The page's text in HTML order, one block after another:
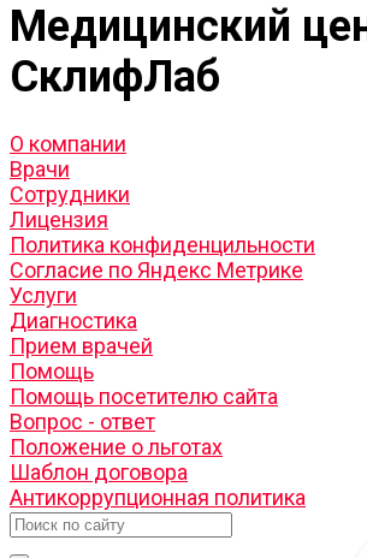
Медицинский
СклифЛаб
О компании
Врачи
Сотрудники
Лицензия
Политика конфиденцильности
Согласие по Яндекс Метрике
Услуги
Диагностика
Прием врачей
Помощь
Помощь посетителю сайта
Вопрос - ответ
Положение о льготах
Шаблон договора
Антикоррупционная политика